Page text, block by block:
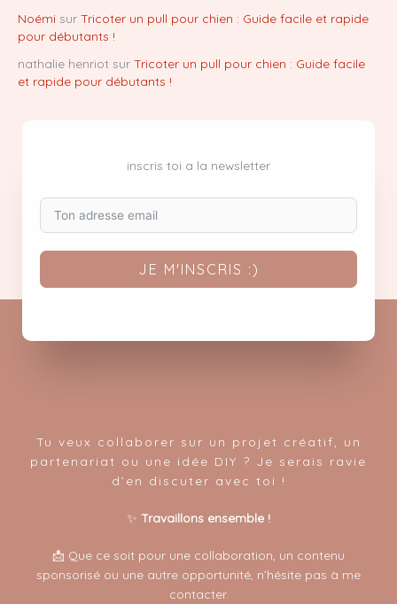
Noémi sur Tricoter un pull pour chien : Guide facile et rapide
pour débutants !
nathalie henriot sur Tricoter un pull pour chien : Guide facile
et rapide pour débutants !
inscris toi a la newsletter
JE M'INSCRIS :)
Tu veux collaborer sur un projet créatif, un
partenariat ou une idée DIY ? Je serais ravie
d’en discuter avec toi !
✨ Travaillons ensemble !
📩 Que ce soit pour une collaboration, un contenu
sponsorisé ou une autre opportunité, n’hésite pas à me
contacter.